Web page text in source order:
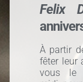
Felix
À partir
fêter leur
vous le